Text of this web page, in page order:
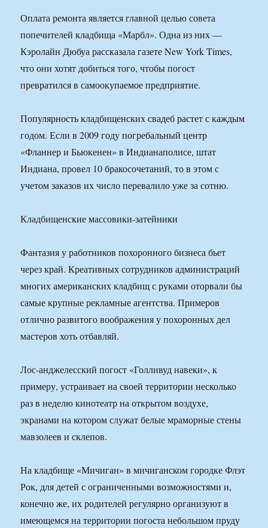
Оплата ремонта является главной целью совета
попечителей кладбища «Марбл». Одна из них —
Кэролайн Дюбуа рассказала газете New York Times,
что они хотят добиться того, чтобы погост
превратился в самоокупаемое предприятие.
Популярность кладбищенских свадеб растет с каждым
годом. Если в 2009 году погребальный центр
«Фланнер и Бьюкенен» в Индианаполисе, штат
Индиана, провел 10 бракосочетаний, то в этом с
учетом заказов их число перевалило уже за сотню.
Кладбищенские массовики-затейники
Фантазия у работников похоронного бизнеса бьет
через край. Креативных сотрудников администраций
многих американских кладбищ с руками оторвали бы
самые крупные рекламные агентства. Примеров
отлично развитого воображения у похоронных дел
мастеров хоть отбавляй.
Лос-анджелесский погост «Голливуд навеки», к
примеру, устраивает на своей территории несколько
раз в неделю кинотеатр на открытом воздухе,
экранами на котором служат белые мраморные стены
мавзолеев и склепов.
На кладбище «Мичиган» в мичиганском городке Флэт
Рок, для детей с ограниченными возможностями и,
конечно же, их родителей регулярно организуют в
имеющемся на территории погоста небольшом пруду